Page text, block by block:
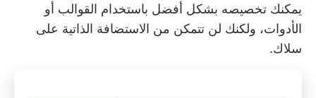
يمكنك تخصيصه بشكل أفضل باستخدام القوالب أو
الأدوات، ولكنك لن تتمكن من الاستضافة الذاتية على
سلاك.